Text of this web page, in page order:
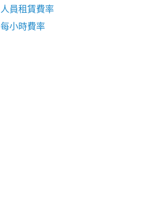
人員租賃費率
每小時費率